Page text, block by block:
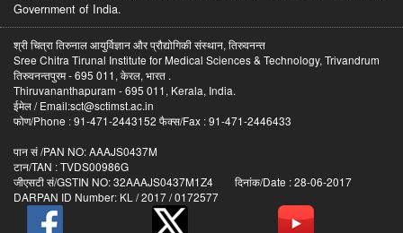
Government of India.
श्री चित्रा तिरुनाल आयुर्विज्ञान और प्रौद्योगिकी संस्थान, तिरुवनन्त
Sree Chitra Tirunal Institute for Medical Sciences & Technology, Trivandrum
तिरुवनन्तपुरम - 695 011, केरल, भारत .
Thiruvananthapuram - 695 011, Kerala, India.
ईमेल / Email:sct@sctimst.ac.in
फोण/Phone : 91-471-2443152 फैक्स/Fax : 91-471-2446433
पान सं /PAN NO: AAAJS0437M
टान/TAN : TVDS00986G
जीएसटी सं/GSTIN NO: 32AAAJS0437M1Z4 दिनांक/Date : 28-06-2017
DARPAN ID Number: KL / 2017 / 0172577